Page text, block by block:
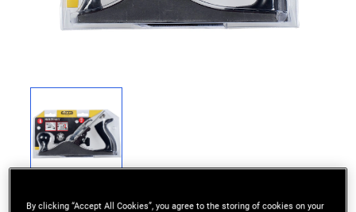
By clicking “Accept All Cookies”, you agree to the storing of cookies on your